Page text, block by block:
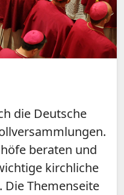
die Deutsche
beraten und
kirchliche
Die Themenseite